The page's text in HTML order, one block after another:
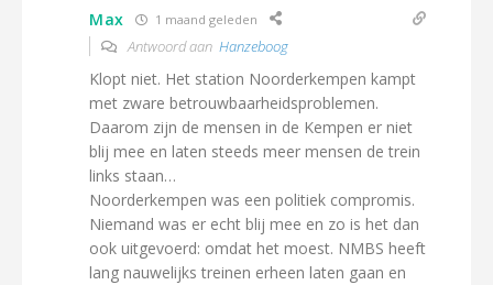
Max 1 maand geleden
Antwoord aan Hanzeboog
Klopt niet. Het station Noorderkempen kampt
met zware betrouwbaarheidsproblemen.
Daarom zijn de mensen in de Kempen er niet
blij mee en laten steeds meer mensen de trein
links staan…
Noorderkempen was een politiek compromis.
Niemand was er echt blij mee en zo is het dan
ook uitgevoerd: omdat het moest. NMBS heeft
lang nauwelijks treinen erheen laten gaan en